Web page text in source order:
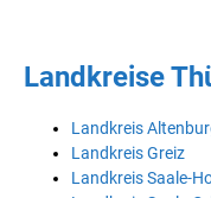
Landkreise
Landkreis
Landkreis Greiz
Landkreis Saale-